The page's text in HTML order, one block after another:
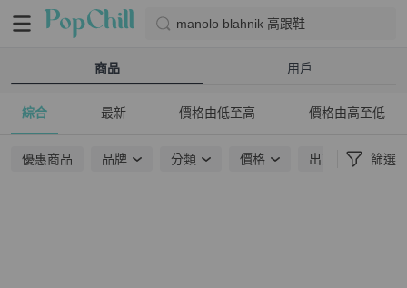
manolo blahnik 高跟鞋
商品 用戶
綜合 最新 價格由低至高 價格由高至低
優惠商品 品牌 分類 價格 出貨地點 篩選